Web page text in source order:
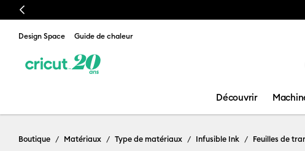
Previous
Design Space Guide de chaleur
Découvrir
Boutique Matériaux Type de matériaux Infusible Ink Feuilles de